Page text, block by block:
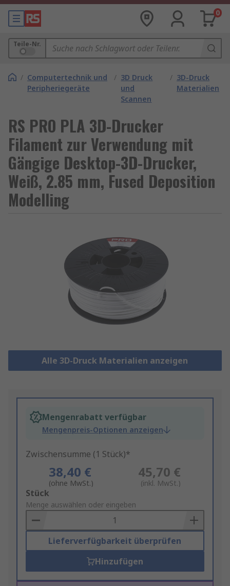
0
Teile-Nr.
/ Computertechnik und
Peripheriegeräte
/ 3D Druck
und
Scannen
/ 3D-Druck
Materialien
RS PRO PLA 3D-Drucker
Filament zur Verwendung mit
Gängige Desktop-3D-Drucker,
Weiß, 2.85 mm, Fused Deposition
Modelling
Alle 3D-Druck Materialien anzeigen
Mengenrabatt verfügbar
Mengenpreis-Optionen anzeigen
Zwischensumme (1 Stück)*
38,40 €
(ohne MwSt.)
45,70 €
(inkl. MwSt.)
Add
to
Basket
Stück
Menge auswählen oder eingeben
Lieferverfügbarkeit überprüfen
Hinzufügen